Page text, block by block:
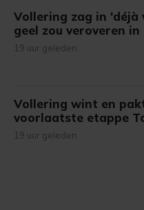
Vollering zag in 'déjà
geel zou veroveren in
19 uur geleden
Vollering wint en
voorlaatste etappe
19 uur geleden